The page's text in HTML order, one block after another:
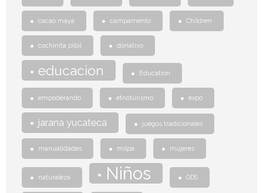
cacao maya campamento Children
cochinita pibil donativo
educacion Education
empoderando etnoturismo expo
jarana yucateca juegos tradicionales
manualidades milpa mujeres
naturaleza Niños ODS